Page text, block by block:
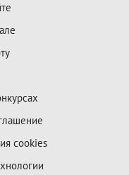
cookies